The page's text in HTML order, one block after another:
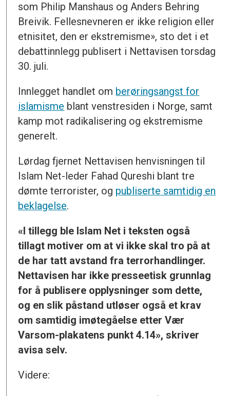
som Philip Manshaus og Anders Behring
Breivik. Fellesnevneren er ikke religion eller
etnisitet, den er ekstremisme», sto det i et
debattinnlegg publisert i Nettavisen torsdag
30. juli.
Innlegget handlet om berøringsangst for
islamisme blant venstresiden i Norge, samt
kamp mot radikalisering og ekstremisme
generelt.
Lørdag fjernet Nettavisen henvisningen til
Islam Net-leder Fahad Qureshi blant tre
dømte terrorister, og publiserte samtidig en
beklagelse.
«I tillegg ble Islam Net i teksten også
tillagt motiver om at vi ikke skal tro på at
de har tatt avstand fra terrorhandlinger.
Nettavisen har ikke presseetisk grunnlag
for å publisere opplysninger som dette,
og en slik påstand utløser også et krav
om samtidig imøtegåelse etter Vær
Varsom-plakatens punkt 4.14», skriver
avisa selv.
Videre: